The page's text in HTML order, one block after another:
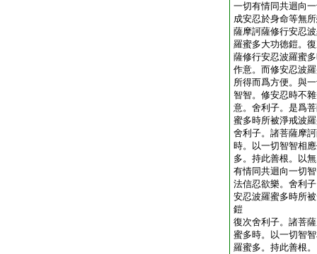
一切有情同共迴向
成安忍於身命等無
薩摩訶薩修行安忍
羅蜜多大功徳鎧。
薩修行安忍波羅蜜
作意。而修安忍波
所得而爲方便。與
智智。修安忍時不
意。舍利子。是爲
蜜多時所被淨戒波
舍利子。諸菩薩摩
時。以一切智智相
多。持此善根。以
有情同共迴向一切
法信忍欲樂。舍利
安忍波羅蜜多時所
鎧
復次舍利子。諸菩
蜜多時。以一切智
羅蜜多。持此善根